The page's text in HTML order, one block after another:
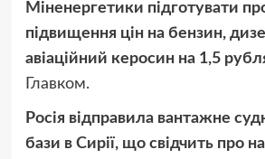
Міненергетики підготувати
підвищення цін на бензин,
авіаційний керосин на 1,5
Главком.
Росія відправила вантажне
бази в Сирії, що свідчить про